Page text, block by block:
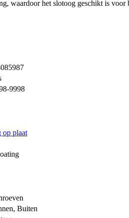
waardoor het slotoog geschikt is voor
9998
op plaat
, Buiten